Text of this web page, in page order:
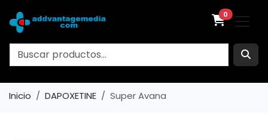
0
Inicio DAPOXETINE Super Avana